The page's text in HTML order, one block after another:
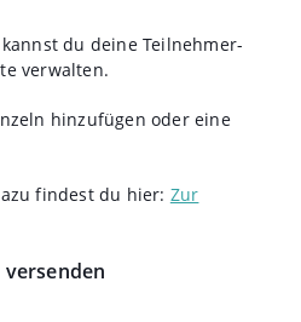
du deine Teilnehmer-
verwalten.
hinzufügen oder eine
findest du hier: Zur